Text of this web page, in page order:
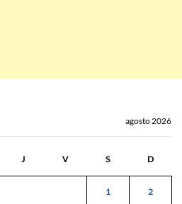
agosto 2026
J V S D
1 2